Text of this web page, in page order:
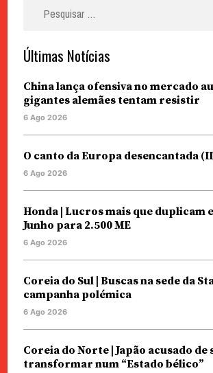
por:
Últimas Notícias
China lança ofensiva no mercado
gigantes alemães tentam resistir
6 Ago 2026
O canto da Europa desencantada
6 Ago 2026
Honda | Lucros mais que duplicam
Junho para 2.500 ME
6 Ago 2026
Coreia do Sul | Buscas na sede da
campanha polémica
6 Ago 2026
Coreia do Norte | Japão acusado de
transformar num “Estado bélico”